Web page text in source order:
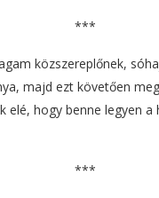
***
közszereplőnek,
majd ezt követően
elé, hogy benne legyen a
***